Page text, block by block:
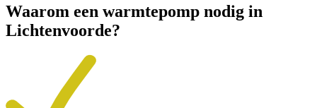
Waarom een warmtepomp nodig in
Lichtenvoorde?